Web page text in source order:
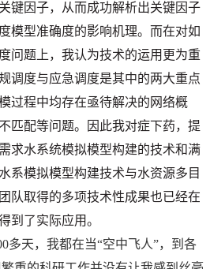
键因子，从而成功解析出关键因子
模型准确度的影响机理。而在对如
问题上，我认为技术的运用更为重
调度与应急调度是其中的两大重点
过程中均存在亟待解决的网络概
匹配等问题。因此我对症下药，提
求水系统模拟模型构建的技术和满
系模拟模型构建技术与水资源多目
队取得的多项技术性成果也已经在
到了实际应用。
多天，我都在当“空中飞人”，到各